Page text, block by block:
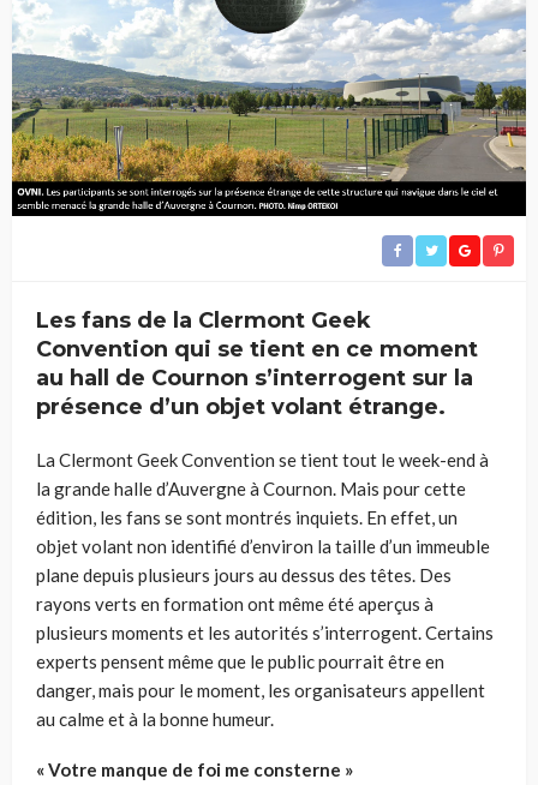
Les fans de la Clermont Geek
Convention qui se tient en ce moment
au hall de Cournon s’interrogent sur la
présence d’un objet volant étrange.
La Clermont Geek Convention se tient tout le week-end à
la grande halle d’Auvergne à Cournon. Mais pour cette
édition, les fans se sont montrés inquiets. En effet, un
objet volant non identifié d’environ la taille d’un immeuble
plane depuis plusieurs jours au dessus des têtes. Des
rayons verts en formation ont même été aperçus à
plusieurs moments et les autorités s’interrogent. Certains
experts pensent même que le public pourrait être en
danger, mais pour le moment, les organisateurs appellent
au calme et à la bonne humeur.
« Votre manque de foi me consterne »